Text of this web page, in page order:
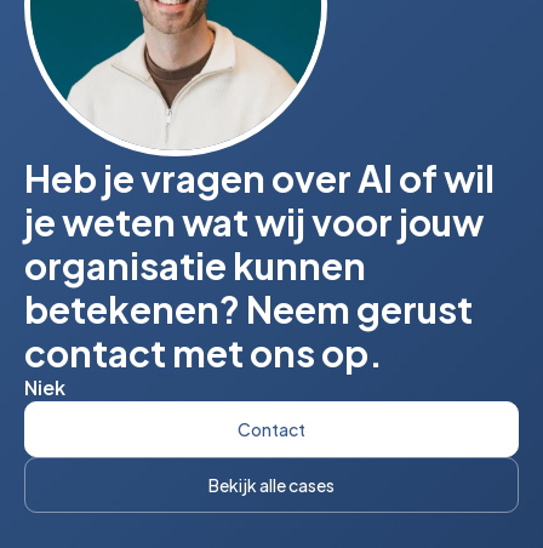
Heb je vragen over AI of wil
je weten wat wij voor jouw
organisatie kunnen
betekenen? Neem gerust
contact met ons op.
Niek
Contact
Bekijk alle cases